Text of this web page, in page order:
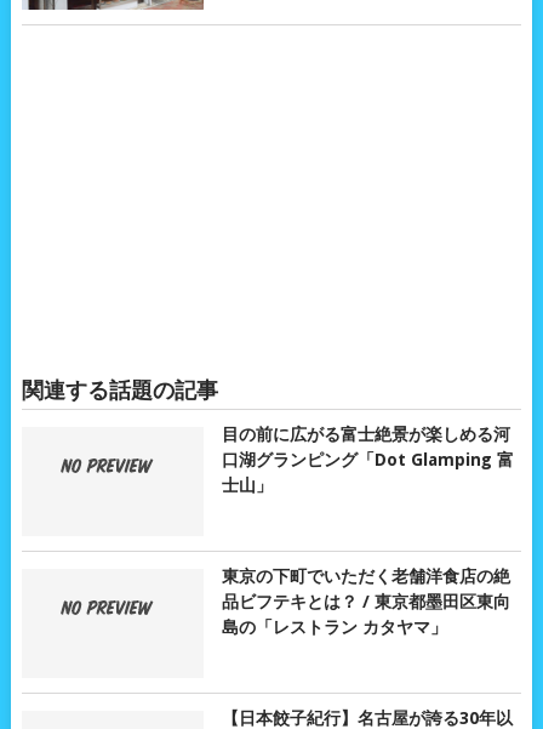
関連する話題の記事
目の前に広がる富士絶景が楽しめる河
口湖グランピング「Dot Glamping 富
士山」
東京の下町でいただく老舗洋食店の絶
品ビフテキとは？ / 東京都墨田区東向
島の「レストラン カタヤマ」
【日本餃子紀行】名古屋が誇る30年以